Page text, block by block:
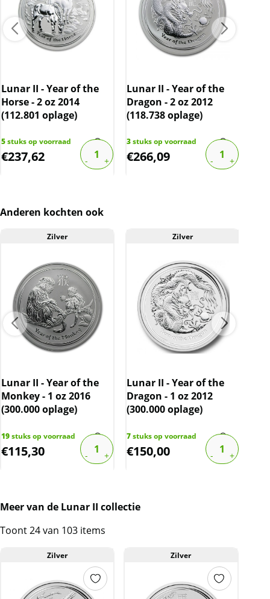
2013: Slang – 56.133 oplage
2014: Paard – 112.801 oplage
2016: Aap – 34.368 oplage
2017: Rooster – 51.680 oplage
2019: Varken – 30.584 oplage
andere de: Koala en de Kookaburra.
Levering
Elke munt wordt geleverd in een originele
muntcapsule.
Kwaliteit
muntcapsule worden geleverd, zijn de munten
vrijwel altijd onbeschadigd.
BTW
over de marge die wij behalen op dit product.
factuur vermeld worden. De prijs op de
Lunar II - Year of the
Horse - 2 oz 2014
(112.801 oplage)
5stuks op voorraad
€237,62
Lunar II - Year of the
Dragon - 2 oz 2012
(118.738 oplage)
3stuks op voorraad
€266,09
Anderen kochten ook
Zilver
Lunar II - Year of the
Monkey - 1 oz 2016
(300.000 oplage)
19stuks op voorraad
€115,30
Zilver
Lunar II - Year of the
Dragon - 1 oz 2012
(300.000 oplage)
7stuks op voorraad
€150,00
Meer van de Lunar II collectie
Toont 24 van 103 items
Zilver Zilver